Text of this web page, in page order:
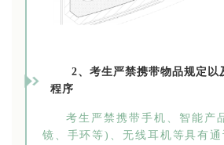
2、 考生严禁携带物品规定以
程序
考生严禁携带手机、智能产
镜、手环等)、无线耳机等具有